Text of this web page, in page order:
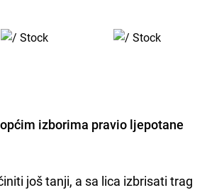
izborima pravio ljepotane
još tanji, a sa lica izbrisati trag